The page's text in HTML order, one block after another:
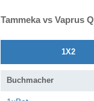
Tammeka vs Vaprus
1X2
Buchmacher